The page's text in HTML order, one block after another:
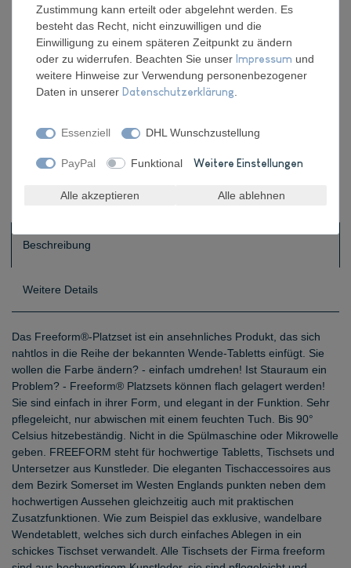
Inhalt1Stück
Verfügbarkeit: Für Dich da, Versand 2-3 Tage
In den Warenkorb
Wunschliste
Beschreibung
Weitere Details
Das Freeform®-Platzset ist ein ansehnliches Produkt, das sich
nahtlos in die Reihe der bekannten Wende-Tabletts einfügt. Sie
wollen die Farbe ändern? - einfach umdrehen! Ist Stauraum ein
Problem? - Freeform® Platzsets können flach gelagert werden!
Sie sind einfach in ihrer Form, und elegant in der Funktion. Sehr
pflegeleicht, nur abwischen mit einem feuchten Tuch. Bis 90°
Celsius hitzebeständig. Nicht in die Spülmaschine oder Mikrowelle
geben. FREEFORM steht für hochwertige Tabletts, Tischsets und
Untersetzer aus Kunstleder. Die eleganten Tischaccessoires aus
dem Bezirk Somerset im Westen Englands punkten neben dem
hochwertigen Aussehen gleichzeitig auch mit praktischen
Zusatzfunktionen. Wie zum Beispiel das exklusive, wandelbare
Wendetablett, welches sich durch einfaches Ablegen in ein
schickes Tischset verwandelt. Alle Tischsets der Firma freeform
Zustimmung kann erteilt oder abgelehnt werden. Es
besteht das Recht, nicht einzuwilligen und die
Einwilligung zu einem späteren Zeitpunkt zu ändern
oder zu widerrufen. Beachten Sie unser Impressum und
weitere Hinweise zur Verwendung personenbezogener
Daten in unserer Daten­schutz­erklärung
Essenziell DHL Wunschzustellung
PayPal Funktional Weitere Einstellungen
Alle akzeptieren Alle ablehnen